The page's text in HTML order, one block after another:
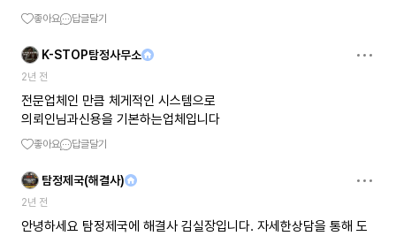
좋아요 답글달기
K-STOP탐정사무소
2년 전
전문업체인 만큼 체게적인 시스템으로
의뢰인님과신용을 기본하는업체입니다
좋아요 답글달기
탐정제국(해결사)
2년 전
안녕하세요 탐정제국에 해결사 김실장입니다. 자세한상담을 통해 도